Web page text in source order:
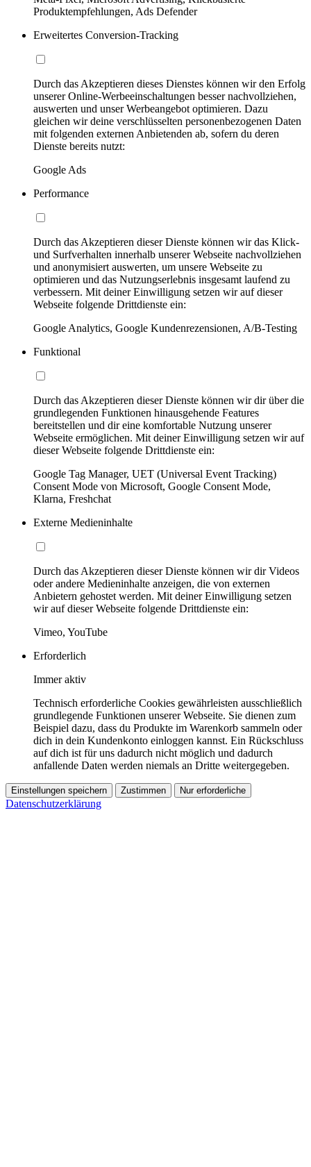
Produktempfehlungen, Ads Defender
Erweitertes Conversion-Tracking
Durch das Akzeptieren dieses Dienstes können wir den Erfolg
unserer Online-Werbeeinschaltungen besser nachvollziehen,
auswerten und unser Werbeangebot optimieren. Dazu
gleichen wir deine verschlüsselten personenbezogenen Daten
mit folgenden externen Anbietenden ab, sofern du deren
Dienste bereits nutzt:
Google Ads
Performance
Durch das Akzeptieren dieser Dienste können wir das Klick-
und Surfverhalten innerhalb unserer Webseite nachvollziehen
und anonymisiert auswerten, um unsere Webseite zu
optimieren und das Nutzungserlebnis insgesamt laufend zu
verbessern. Mit deiner Einwilligung setzen wir auf dieser
Webseite folgende Drittdienste ein:
Google Analytics, Google Kundenrezensionen, A/B-Testing
Funktional
Durch das Akzeptieren dieser Dienste können wir dir über die
grundlegenden Funktionen hinausgehende Features
bereitstellen und dir eine komfortable Nutzung unserer
Webseite ermöglichen. Mit deiner Einwilligung setzen wir auf
dieser Webseite folgende Drittdienste ein:
Google Tag Manager, UET (Universal Event Tracking)
Consent Mode von Microsoft, Google Consent Mode,
Klarna, Freshchat
Externe Medieninhalte
Durch das Akzeptieren dieser Dienste können wir dir Videos
oder andere Medieninhalte anzeigen, die von externen
Anbietern gehostet werden. Mit deiner Einwilligung setzen
wir auf dieser Webseite folgende Drittdienste ein:
Vimeo, YouTube
Erforderlich
Immer aktiv
Technisch erforderliche Cookies gewährleisten ausschließlich
grundlegende Funktionen unserer Webseite. Sie dienen zum
Beispiel dazu, dass du Produkte im Warenkorb sammeln oder
dich in dein Kundenkonto einloggen kannst. Ein Rückschluss
auf dich ist für uns dadurch nicht möglich und dadurch
anfallende Daten werden niemals an Dritte weitergegeben.
Einstellungen speichern Zustimmen Nur erforderliche
Datenschutzerklärung